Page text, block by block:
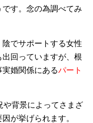
です。念の為調べてみ
でサポートする女性
回っていますが、根
婚関係にあるパート
や背景によってさまざ
が挙げられます。